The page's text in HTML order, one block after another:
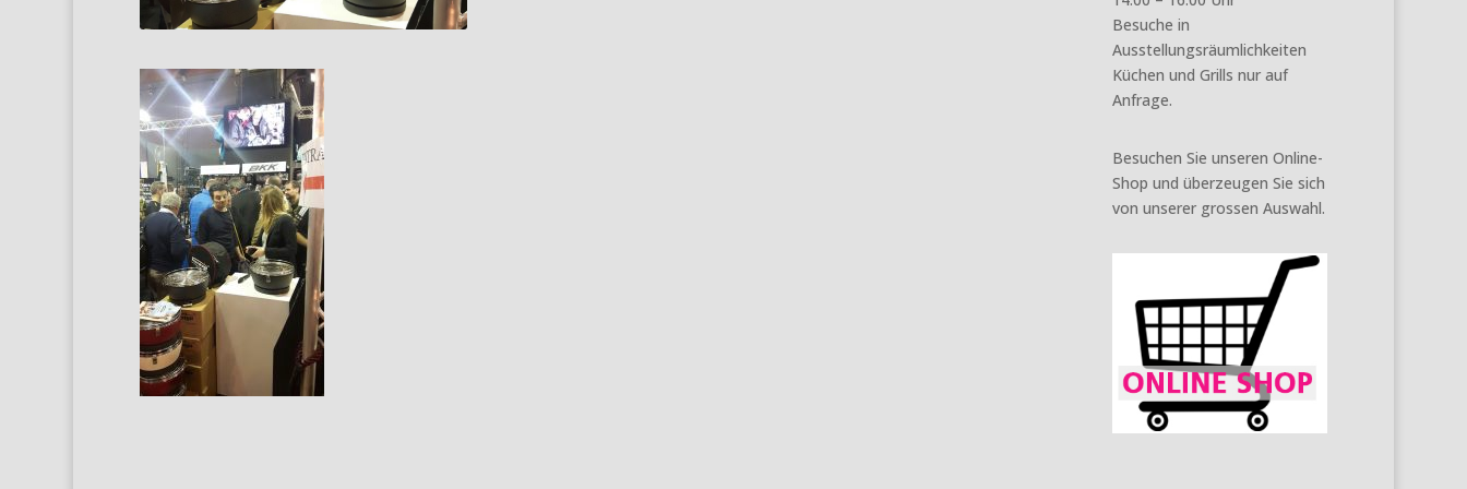
Besuche in
Ausstellungsräumlichkeiten
Küchen und Grills nur auf
Anfrage.
Besuchen Sie unseren Online-
Shop und überzeugen Sie sich
von unserer grossen Auswahl.